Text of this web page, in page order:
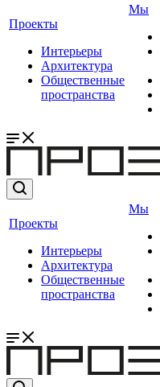
Проекты
Интерьеры
Архитектура
Общественные
пространства
Мы
Проекты
Интерьеры
Архитектура
Общественные
пространства
Мы